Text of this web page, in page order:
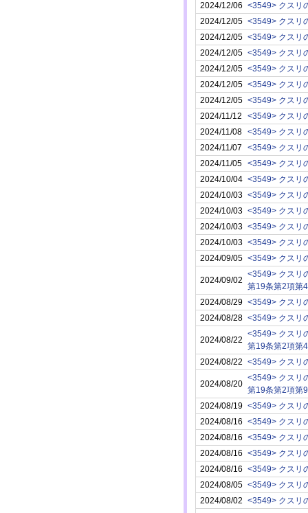
2024/12/06
2024/12/05
2024/12/05
2024/12/05
2024/12/05
2024/12/05
2024/12/05
2024/11/12
2024/11/08
2024/11/07
2024/11/05
2024/10/04
2024/10/03
2024/10/03
2024/10/03
2024/10/03
2024/09/05
2024/09/02
第19条第2項第
2024/08/29
2024/08/28
2024/08/22
第19条第2項第
2024/08/22
2024/08/20
第19条第2項第
2024/08/19
2024/08/16
2024/08/16
2024/08/16
2024/08/16
2024/08/05
2024/08/02